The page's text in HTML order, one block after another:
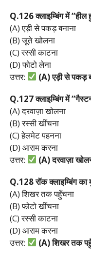
Q.126क्लाइम्बिंगमें “हील
(A) एड़ी से पकड़ बनाना
(B) जूते खोलना
(C) रस्सी काटना
(D) फोटो लेना
उत्तर:
(A)एड़ीसेपकड़
Q.127क्लाइम्बिंगमें “
(A) दरवाज़ा खोलना
(B) रस्सी खींचना
(C) हेलमेट पहनना
(D) आराम करना
उत्तर:
(A)दरवाज़ा
Q.128रॉकक्लाइम्बिंगका
(A) शिखर तक पहुँचना
(B) फोटो खींचना
(C) रस्सी काटना
(D) आराम करना
उत्तर:
(A)शिखरतक